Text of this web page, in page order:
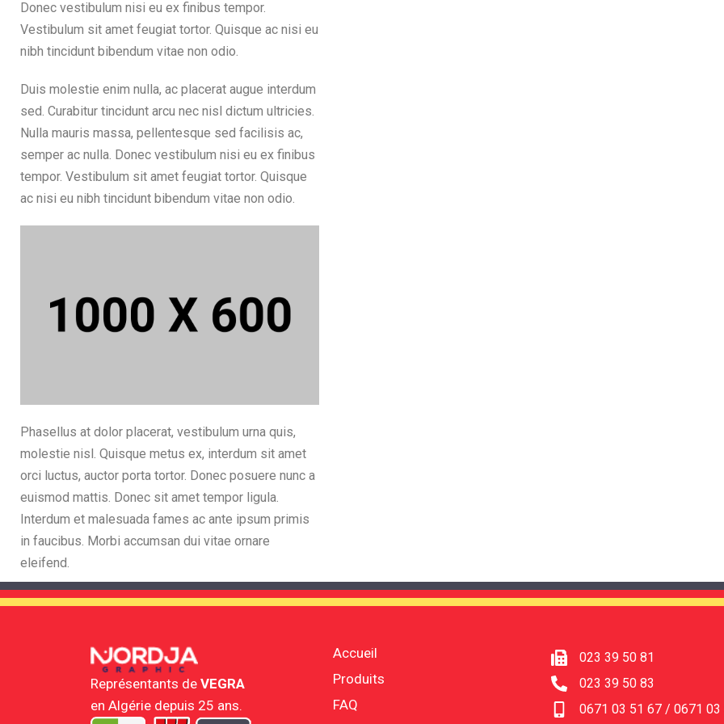
Donec vestibulum nisi eu ex finibus tempor.
Vestibulum sit amet feugiat tortor. Quisque ac nisi eu
nibh tincidunt bibendum vitae non odio.
Duis molestie enim nulla, ac placerat augue interdum
sed. Curabitur tincidunt arcu nec nisl dictum ultricies.
Nulla mauris massa, pellentesque sed facilisis ac,
semper ac nulla. Donec vestibulum nisi eu ex finibus
tempor. Vestibulum sit amet feugiat tortor. Quisque
ac nisi eu nibh tincidunt bibendum vitae non odio.
Phasellus at dolor placerat, vestibulum urna quis,
molestie nisl. Quisque metus ex, interdum sit amet
orci luctus, auctor porta tortor. Donec posuere nunc a
euismod mattis. Donec sit amet tempor ligula.
Interdum et malesuada fames ac ante ipsum primis
in faucibus. Morbi accumsan dui vitae ornare
eleifend.
Représentants de VEGRA
en Algérie depuis 25 ans.
Accueil
Produits
FAQ
023 39 50 81
023 39 50 83
0671 03 51 67 / 0671 03